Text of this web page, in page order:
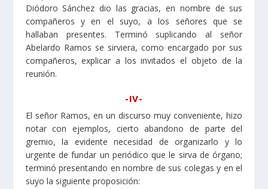
Diódoro Sánchez dio las gracias, en nombre de sus
compañeros y en el suyo, a los señores que se
hallaban presentes. Terminó suplicando al señor
Abelardo Ramos se sirviera, como encargado por sus
compañeros, explicar a los invitados el objeto de la
reunión.
-IV-
El señor Ramos, en un discurso muy conveniente, hizo
notar con ejemplos, cierto abandono de parte del
gremio, la evidente necesidad de organizarlo y lo
urgente de fundar un periódico que le sirva de órgano;
terminó presentando en nombre de sus colegas y en el
suyo la siguiente proposición: